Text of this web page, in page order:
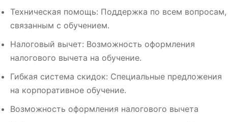
Техническая помощь: Поддержка по всем вопросам,
связанным с обучением.
Налоговый вычет: Возможность оформления
налогового вычета на обучение.
Гибкая система скидок: Специальные предложения
на корпоративное обучение.
Возможность оформления налогового вычета